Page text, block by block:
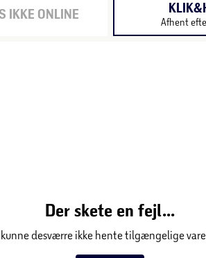
IKKE ONLINE Afhent
Der skete en fejl...
kunne desværre ikke hente tilgængelige